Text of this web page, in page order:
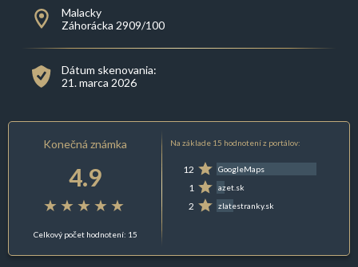
Malacky
Záhorácka 2909/100
Dátum skenovania:
21. marca 2026
Konečná známka
4.9
Celkový počet hodnotení: 15
Na základe 15 hodnotení z portálov:
12 GoogleMaps
1 azet.sk
2 zlatestranky.sk